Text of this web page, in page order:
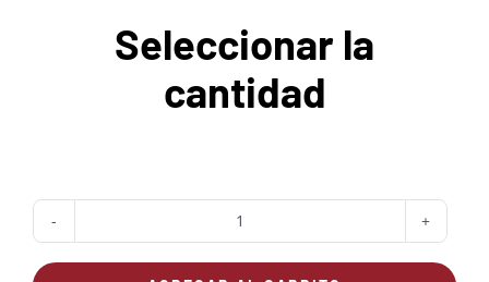
Seleccionar la
cantidad
Estufa
a